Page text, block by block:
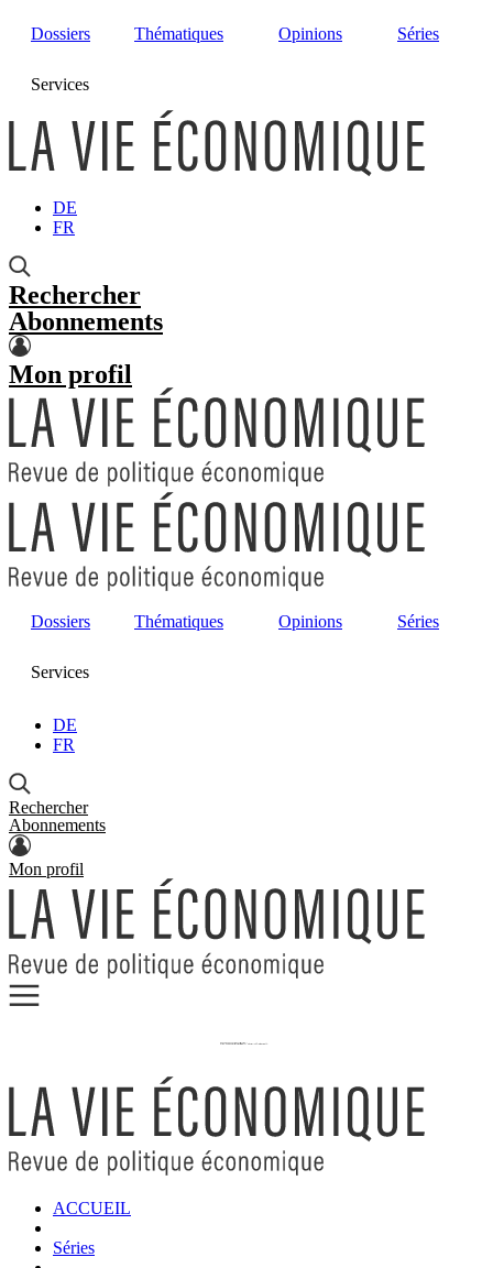
Dossiers Thématiques Opinions Séries
Services
DE
FR
Rechercher
Abonnements
Mon profil
Dossiers Thématiques Opinions Séries
Services
DE
FR
Rechercher
Abonnements
Mon profil
ACCUEIL
Séries